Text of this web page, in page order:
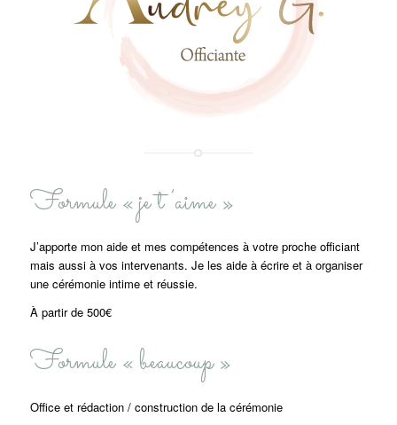
Formule « je t’aime »
J’apporte mon aide et mes compétences à votre proche officiant
mais aussi à vos intervenants. Je les aide à écrire et à organiser
une cérémonie intime et réussie.
À partir de 500€
Formule « beaucoup »
Office et rédaction / construction de la cérémonie